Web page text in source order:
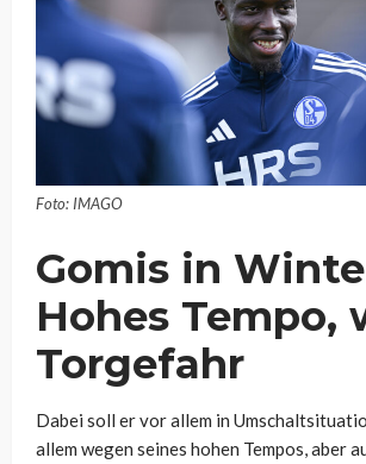
Foto: IMAGO
Gomis in
Hohes Tempo,
Torgefahr
Dabei soll er vor allem in
allem wegen seines hohen Tempos, aber